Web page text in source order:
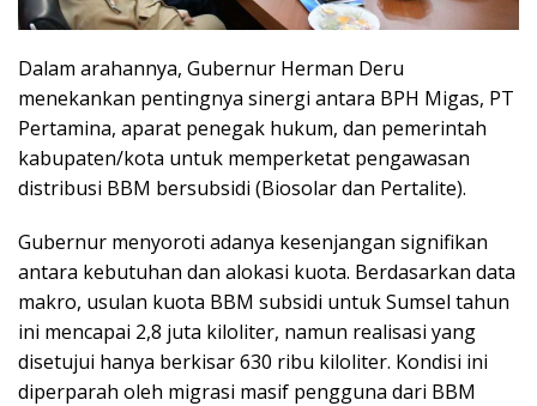
Dalam arahannya, Gubernur Herman Deru
menekankan pentingnya sinergi antara BPH Migas, PT
Pertamina, aparat penegak hukum, dan pemerintah
kabupaten/kota untuk memperketat pengawasan
distribusi BBM bersubsidi (Biosolar dan Pertalite).
Gubernur menyoroti adanya kesenjangan signifikan
antara kebutuhan dan alokasi kuota. Berdasarkan data
makro, usulan kuota BBM subsidi untuk Sumsel tahun
ini mencapai 2,8 juta kiloliter, namun realisasi yang
disetujui hanya berkisar 630 ribu kiloliter. Kondisi ini
diperparah oleh migrasi masif pengguna dari BBM